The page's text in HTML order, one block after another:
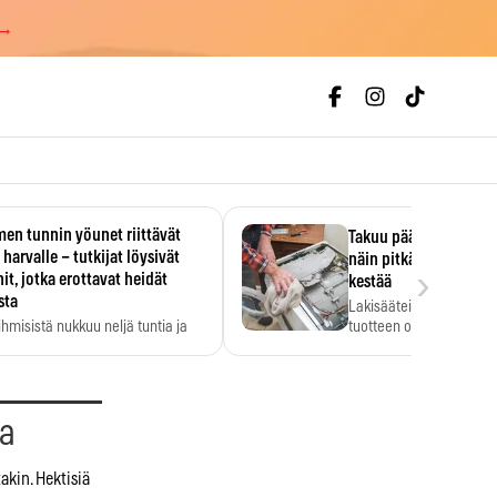
tunnin yöunet riittävät
harvalle – tutkijat löysivät
jotka erottavat heidät
nukkuu neljä tuntia ja
Takuu päättyi,
näin pitkään
kestää
Lakisääteinen
tuotteen oletetun
›
Hektisiä